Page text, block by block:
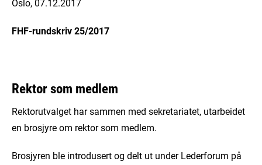
Oslo, 07.12.2017
FHF-rundskriv 25/2017
Rektor som medlem
Rektorutvalget har sammen med sekretariatet, utarbeidet
en brosjyre om rektor som medlem.
Brosjyren ble introdusert og delt ut under Lederforum på